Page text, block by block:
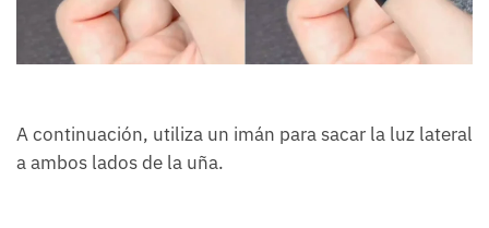
A continuación, utiliza un imán para sacar la luz lateral
a ambos lados de la uña.